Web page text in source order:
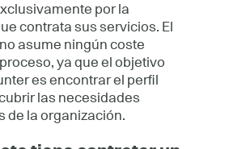
por la
contrata sus servicios. El
asume ningún coste
ya que el objetivo
es encontrar el perfil
las necesidades
de la organización.